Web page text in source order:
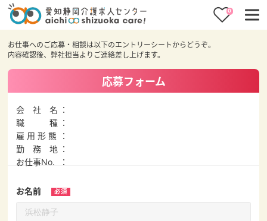
0
お仕事へのご応募・相談は以下のエントリーシートからどうぞ。
内容確認後、弊社担当よりご連絡差し上げます。
応募フォーム
会 社 名
職 種
雇 用 形 態
勤 務 地
お仕事No.
お名前